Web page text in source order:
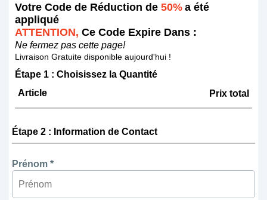
Votre Code de Réduction de 50% a été
appliqué
ATTENTION, Ce Code Expire Dans :
Ne fermez pas cette page!
Livraison Gratuite disponible aujourd'hui !
Étape 1 : Choisissez la Quantité
Article
Prix total
Étape 2 : Information de Contact
Prénom *